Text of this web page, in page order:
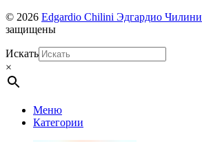
© 2026 Edgardio Chilini Эдгардио Чилини
защищены
Искать
×
Меню
Категории